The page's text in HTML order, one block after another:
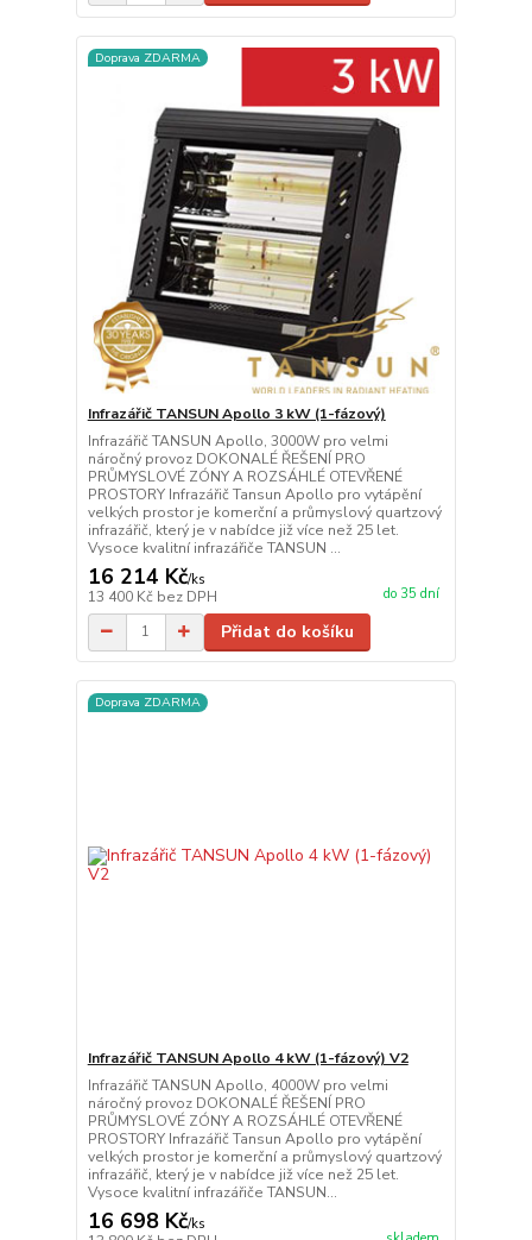
Doprava ZDARMA
Infrazářič TANSUN Apollo 3 kW (1-fázový)
Infrazářič TANSUN Apollo, 3000W pro velmi
náročný provoz DOKONALÉ ŘEŠENÍ PRO
PRŮMYSLOVÉ ZÓNY A ROZSÁHLÉ OTEVŘENÉ
PROSTORY Infrazářič Tansun Apollo pro vytápění
velkých prostor je komerční a průmyslový quartzový
infrazářič, který je v nabídce již více než 25 let.
Vysoce kvalitní infrazářiče TANSUN ...
16 214 Kč/ks
13 400 Kč bez DPH do 35 dní
Přidat do košíku
Doprava ZDARMA
Infrazářič TANSUN Apollo 4 kW (1-fázový) V2
Infrazářič TANSUN Apollo, 4000W pro velmi
náročný provoz DOKONALÉ ŘEŠENÍ PRO
PRŮMYSLOVÉ ZÓNY A ROZSÁHLÉ OTEVŘENÉ
PROSTORY Infrazářič Tansun Apollo pro vytápění
velkých prostor je komerční a průmyslový quartzový
infrazářič, který je v nabídce již více než 25 let.
Vysoce kvalitní infrazářiče TANSUN...
16 698 Kč/ks